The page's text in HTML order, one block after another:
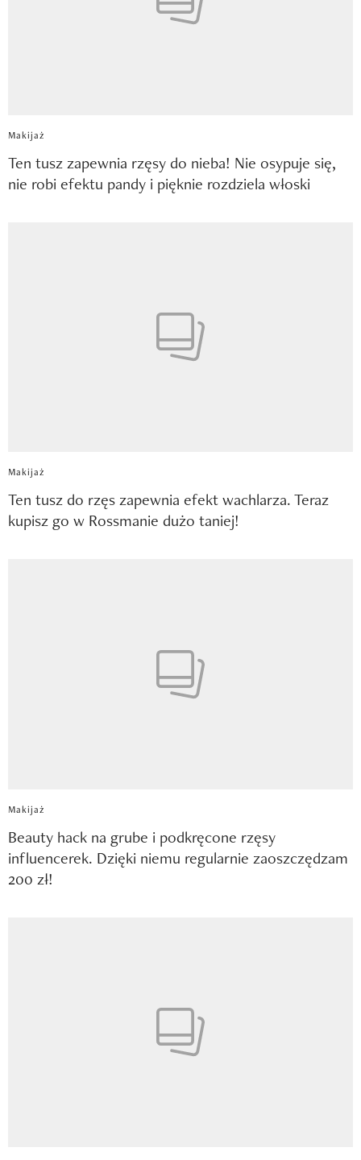
Makijaż
Ten tusz zapewnia rzęsy do nieba! Nie osypuje się,
nie robi efektu pandy i pięknie rozdziela włoski
Makijaż
Ten tusz do rzęs zapewnia efekt wachlarza. Teraz
kupisz go w Rossmanie dużo taniej!
Makijaż
Beauty hack na grube i podkręcone rzęsy
influencerek. Dzięki niemu regularnie zaoszczędzam
200 zł!